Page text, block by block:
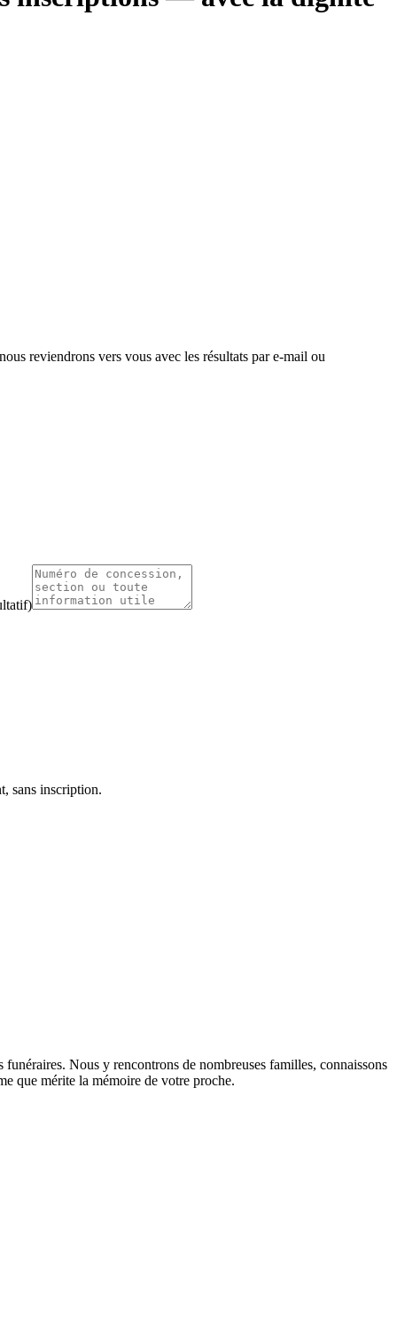
reviendrons vers vous avec les résultats par e-mail ou
sans inscription.
Nous y rencontrons de nombreuses familles, connaissons
que mérite la mémoire de votre proche.